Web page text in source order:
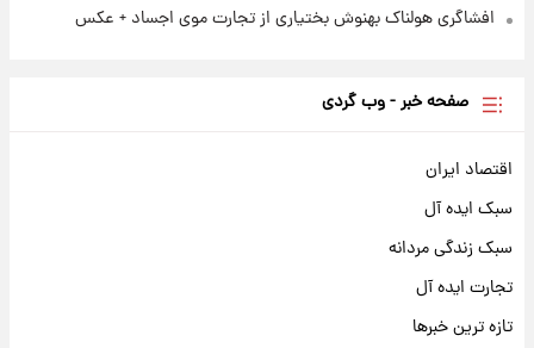
افشاگری هولناک بهنوش بختیاری از تجارت موی اجساد + عکس
صفحه خبر - وب گردی
اقتصاد ایران
سبک ایده آل
سبک زندگی مردانه
تجارت ایده آل
تازه ترین خبرها